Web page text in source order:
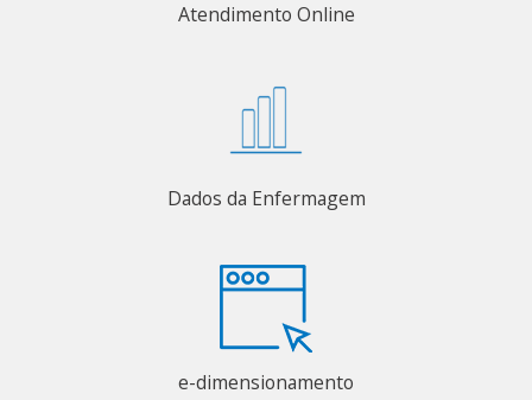
Atendimento Online
Dados da Enfermagem
e-dimensionamento